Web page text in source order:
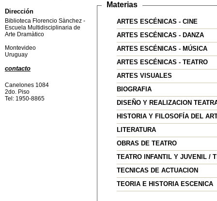
Materias
ARTES ESCÉNICAS - CINE
ARTES ESCÉNICAS - DANZA
ARTES ESCÉNICAS - MÚSICA
ARTES ESCÉNICAS - TEATRO
ARTES VISUALES
BIOGRAFIA
DISEÑO Y REALIZACION
HISTORIA Y FILOSOFÍA DEL
LITERATURA
OBRAS DE TEATRO
TEATRO INFANTIL Y JUVENIL /
TECNICAS DE ACTUACION
TEORIA E HISTORIA ESCENICA
Dirección
Biblioteca Florencio Sànchez -
Escuela Multidisciplinaria de
Arte Dramàtico
Montevideo
Uruguay
contacto
Canelones 1084
2do. Piso
Tel: 1950-8865